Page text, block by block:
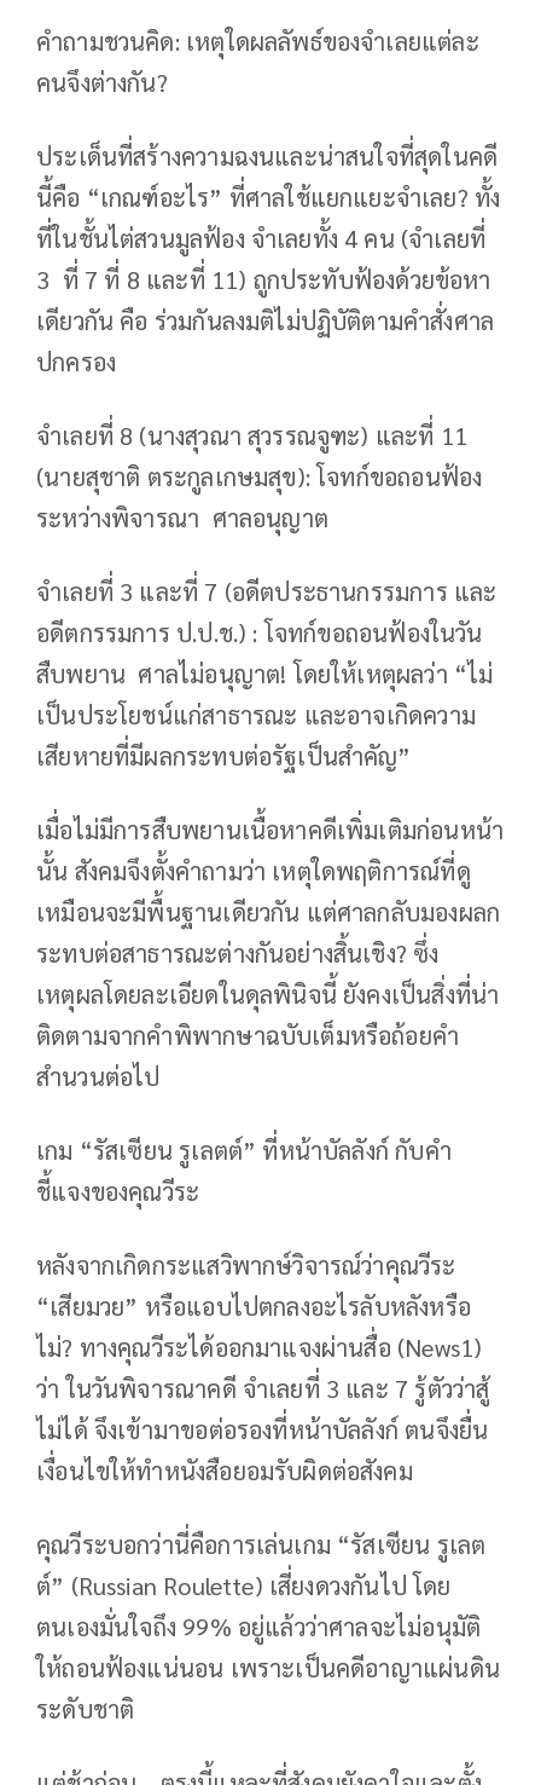
คำถามชวนคิด: เหตุใดผลลัพธ์ของจำเลยแต่ละ
คนจึงต่างกัน?
ประเด็นที่สร้างความฉงนและน่าสนใจที่สุดในคดี
นี้คือ “เกณฑ์อะไร” ที่ศาลใช้แยกแยะจำเลย? ทั้ง
ที่ในชั้นไต่สวนมูลฟ้อง จำเลยทั้ง 4 คน (จำเลยที่
3 ที่ 7 ที่ 8 และที่ 11) ถูกประทับฟ้องด้วยข้อหา
เดียวกัน คือ ร่วมกันลงมติไม่ปฏิบัติตามคำสั่งศาล
ปกครอง
จำเลยที่ 8 (นางสุวณา สุวรรณจูฑะ) และที่ 11
(นายสุชาติ ตระกูลเกษมสุข): โจทก์ขอถอนฟ้อง
ระหว่างพิจารณา ศาลอนุญาต
จำเลยที่ 3 และที่ 7 (อดีตประธานกรรมการ และ
อดีตกรรมการ ป.ป.ช.) : โจทก์ขอถอนฟ้องในวัน
สืบพยาน ศาลไม่อนุญาต! โดยให้เหตุผลว่า “ไม่
เป็นประโยชน์แก่สาธารณะ และอาจเกิดความ
เสียหายที่มีผลกระทบต่อรัฐเป็นสำคัญ”
เมื่อไม่มีการสืบพยานเนื้อหาคดีเพิ่มเติมก่อนหน้า
นั้น สังคมจึงตั้งคำถามว่า เหตุใดพฤติการณ์ที่ดู
เหมือนจะมีพื้นฐานเดียวกัน แต่ศาลกลับมองผลก
ระทบต่อสาธารณะต่างกันอย่างสิ้นเชิง? ซึ่ง
เหตุผลโดยละเอียดในดุลพินิจนี้ ยังคงเป็นสิ่งที่น่า
ติดตามจากคำพิพากษาฉบับเต็มหรือถ้อยคำ
สำนวนต่อไป
เกม “รัสเซียน รูเลตต์” ที่หน้าบัลลังก์ กับคำ
ชี้แจงของคุณวีระ
หลังจากเกิดกระแสวิพากษ์วิจารณ์ว่าคุณวีระ
“เสียมวย” หรือแอบไปตกลงอะไรลับหลังหรือ
ไม่? ทางคุณวีระได้ออกมาแจงผ่านสื่อ (News1)
ว่า ในวันพิจารณาคดี จำเลยที่ 3 และ 7 รู้ตัวว่าสู้
ไม่ได้ จึงเข้ามาขอต่อรองที่หน้าบัลลังก์ ตนจึงยื่น
เงื่อนไขให้ทำหนังสือยอมรับผิดต่อสังคม
คุณวีระบอกว่านี่คือการเล่นเกม “รัสเซียน รูเลต
ต์” (Russian Roulette) เสี่ยงดวงกันไป โดย
ตนเองมั่นใจถึง 99% อยู่แล้วว่าศาลจะไม่อนุมัติ
ให้ถอนฟ้องแน่นอน เพราะเป็นคดีอาญาแผ่นดิน
ระดับชาติ